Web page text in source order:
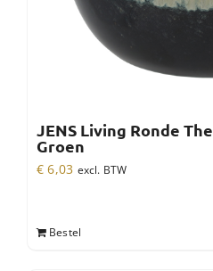
JENS Living Ronde
Groen
€ 6,03 excl. BTW
Bestel